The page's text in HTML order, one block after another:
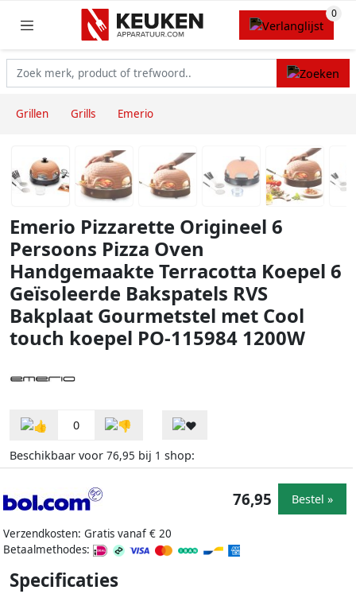
Grillen Grills Emerio
Emerio Pizzarette Origineel 6
Persoons Pizza Oven
Handgemaakte Terracotta Koepel 6
Geïsoleerde Bakspatels RVS
Bakplaat Gourmetstel met Cool
touch koepel PO-115984 1200W
0
Beschikbaar voor 76,95 bij 1 shop:
Verzendkosten: Gratis vanaf € 20
Betaalmethodes:
76,95 Bestel »
Specificaties